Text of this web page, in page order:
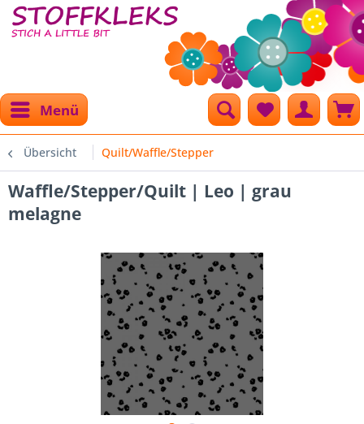
Menü
Übersicht Quilt/Waffle/Stepper
Waffle/Stepper/Quilt | Leo | grau
melagne